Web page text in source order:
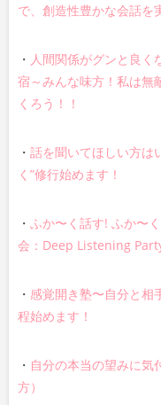
で、創造性豊かな会話を
・ 人間関係がグンと良
宿～みんな味方！私は無
くろう！！
・ 話を聞いてほしい方は
く”修行始めます！
・ ふか〜く話す! ふか〜
会：Deep Listening
・ 感覚開き塾〜自分と相
程始めます！
・ 自分の本当の望みに気
方）